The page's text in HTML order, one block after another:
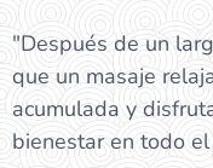
"Después de un
que un masaje
acumulada y
bienestar en todo